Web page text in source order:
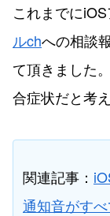
これまでに
ルchへの相談
て頂きました
合症状だと考
関連記事：
通知音がす